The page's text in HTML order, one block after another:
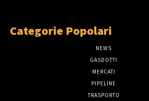
Categorie Popolari
NEWS
GASDOTTI
MERCATI
PIPELINE
TRASPORTO